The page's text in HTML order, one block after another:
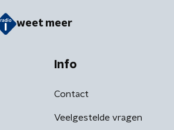
weet meer
Info
Contact
Veelgestelde vragen